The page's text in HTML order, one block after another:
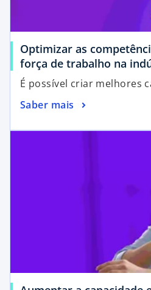
Optimizar as
força de trabalho na
É possível criar melhores
Saber mais